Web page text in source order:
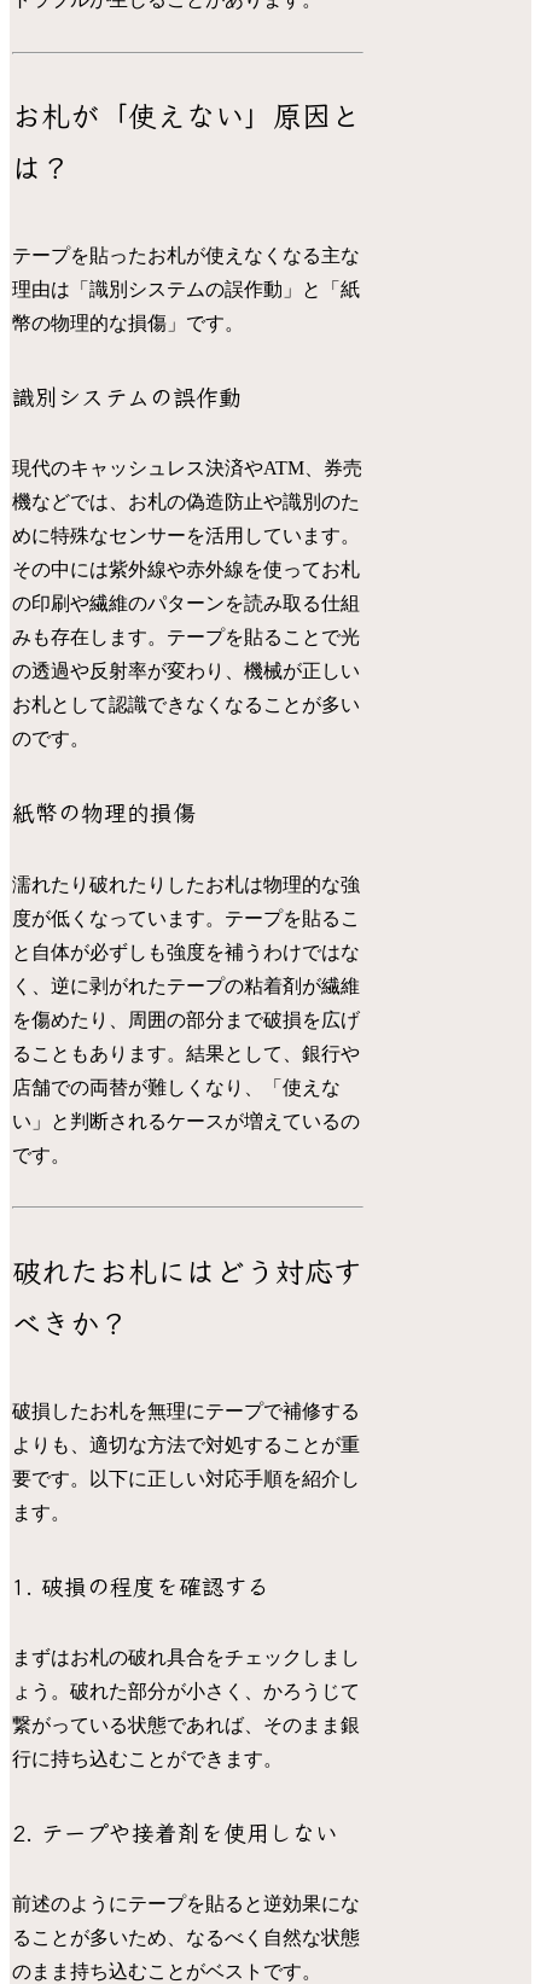
お札が「使えない」原因と
は？
テープを貼ったお札が使えなくなる主な
理由は「識別システムの誤作動」と「紙
幣の物理的な損傷」です。
識別システムの誤作動
現代のキャッシュレス決済やATM、券売
機などでは、お札の偽造防止や識別のた
めに特殊なセンサーを活用しています。
その中には紫外線や赤外線を使ってお札
の印刷や繊維のパターンを読み取る仕組
みも存在します。テープを貼ることで光
の透過や反射率が変わり、機械が正しい
お札として認識できなくなることが多い
のです。
紙幣の物理的損傷
濡れたり破れたりしたお札は物理的な強
度が低くなっています。テープを貼るこ
と自体が必ずしも強度を補うわけではな
く、逆に剥がれたテープの粘着剤が繊維
を傷めたり、周囲の部分まで破損を広げ
ることもあります。結果として、銀行や
店舗での両替が難しくなり、「使えな
い」と判断されるケースが増えているの
です。
破れたお札にはどう対応す
べきか？
破損したお札を無理にテープで補修する
よりも、適切な方法で対処することが重
要です。以下に正しい対応手順を紹介し
ます。
1. 破損の程度を確認する
まずはお札の破れ具合をチェックしまし
ょう。破れた部分が小さく、かろうじて
繋がっている状態であれば、そのまま銀
行に持ち込むことができます。
2. テープや接着剤を使用しない
前述のようにテープを貼ると逆効果にな
ることが多いため、なるべく自然な状態
のまま持ち込むことがベストです。